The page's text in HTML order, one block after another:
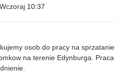
Wczoraj 10:37
osob do pracy na sprzatanie
na terenie Edynburga. Praca